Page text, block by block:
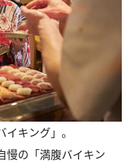
キング」。
慢の「満腹バイキン